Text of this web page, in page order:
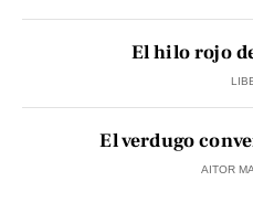
El hilo rojo
El verdugo
AITOR